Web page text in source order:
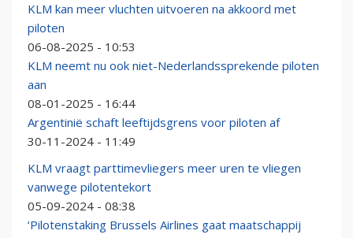
KLM kan meer vluchten uitvoeren na akkoord met
piloten
06-08-2025 - 10:53
KLM neemt nu ook niet-Nederlandssprekende piloten
aan
08-01-2025 - 16:44
Argentinië schaft leeftijdsgrens voor piloten af
30-11-2024 - 11:49
KLM vraagt parttimevliegers meer uren te vliegen
vanwege pilotentekort
05-09-2024 - 08:38
‘Pilotenstaking Brussels Airlines gaat maatschappij